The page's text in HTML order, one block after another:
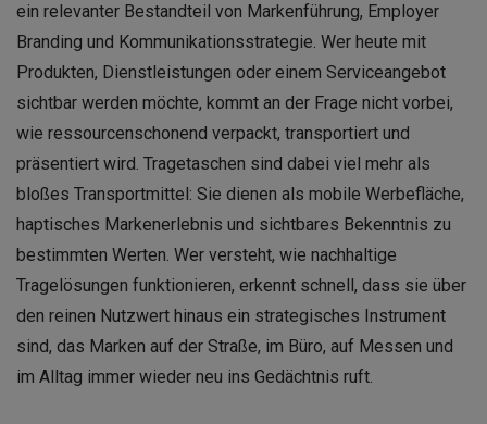
ein relevanter Bestandteil von Markenführung, Employer
Branding und Kommunikationsstrategie. Wer heute mit
Produkten, Dienstleistungen oder einem Serviceangebot
sichtbar werden möchte, kommt an der Frage nicht vorbei,
wie ressourcenschonend verpackt, transportiert und
präsentiert wird. Tragetaschen sind dabei viel mehr als
bloßes Transportmittel: Sie dienen als mobile Werbefläche,
haptisches Markenerlebnis und sichtbares Bekenntnis zu
bestimmten Werten. Wer versteht, wie nachhaltige
Tragelösungen funktionieren, erkennt schnell, dass sie über
den reinen Nutzwert hinaus ein strategisches Instrument
sind, das Marken auf der Straße, im Büro, auf Messen und
im Alltag immer wieder neu ins Gedächtnis ruft.